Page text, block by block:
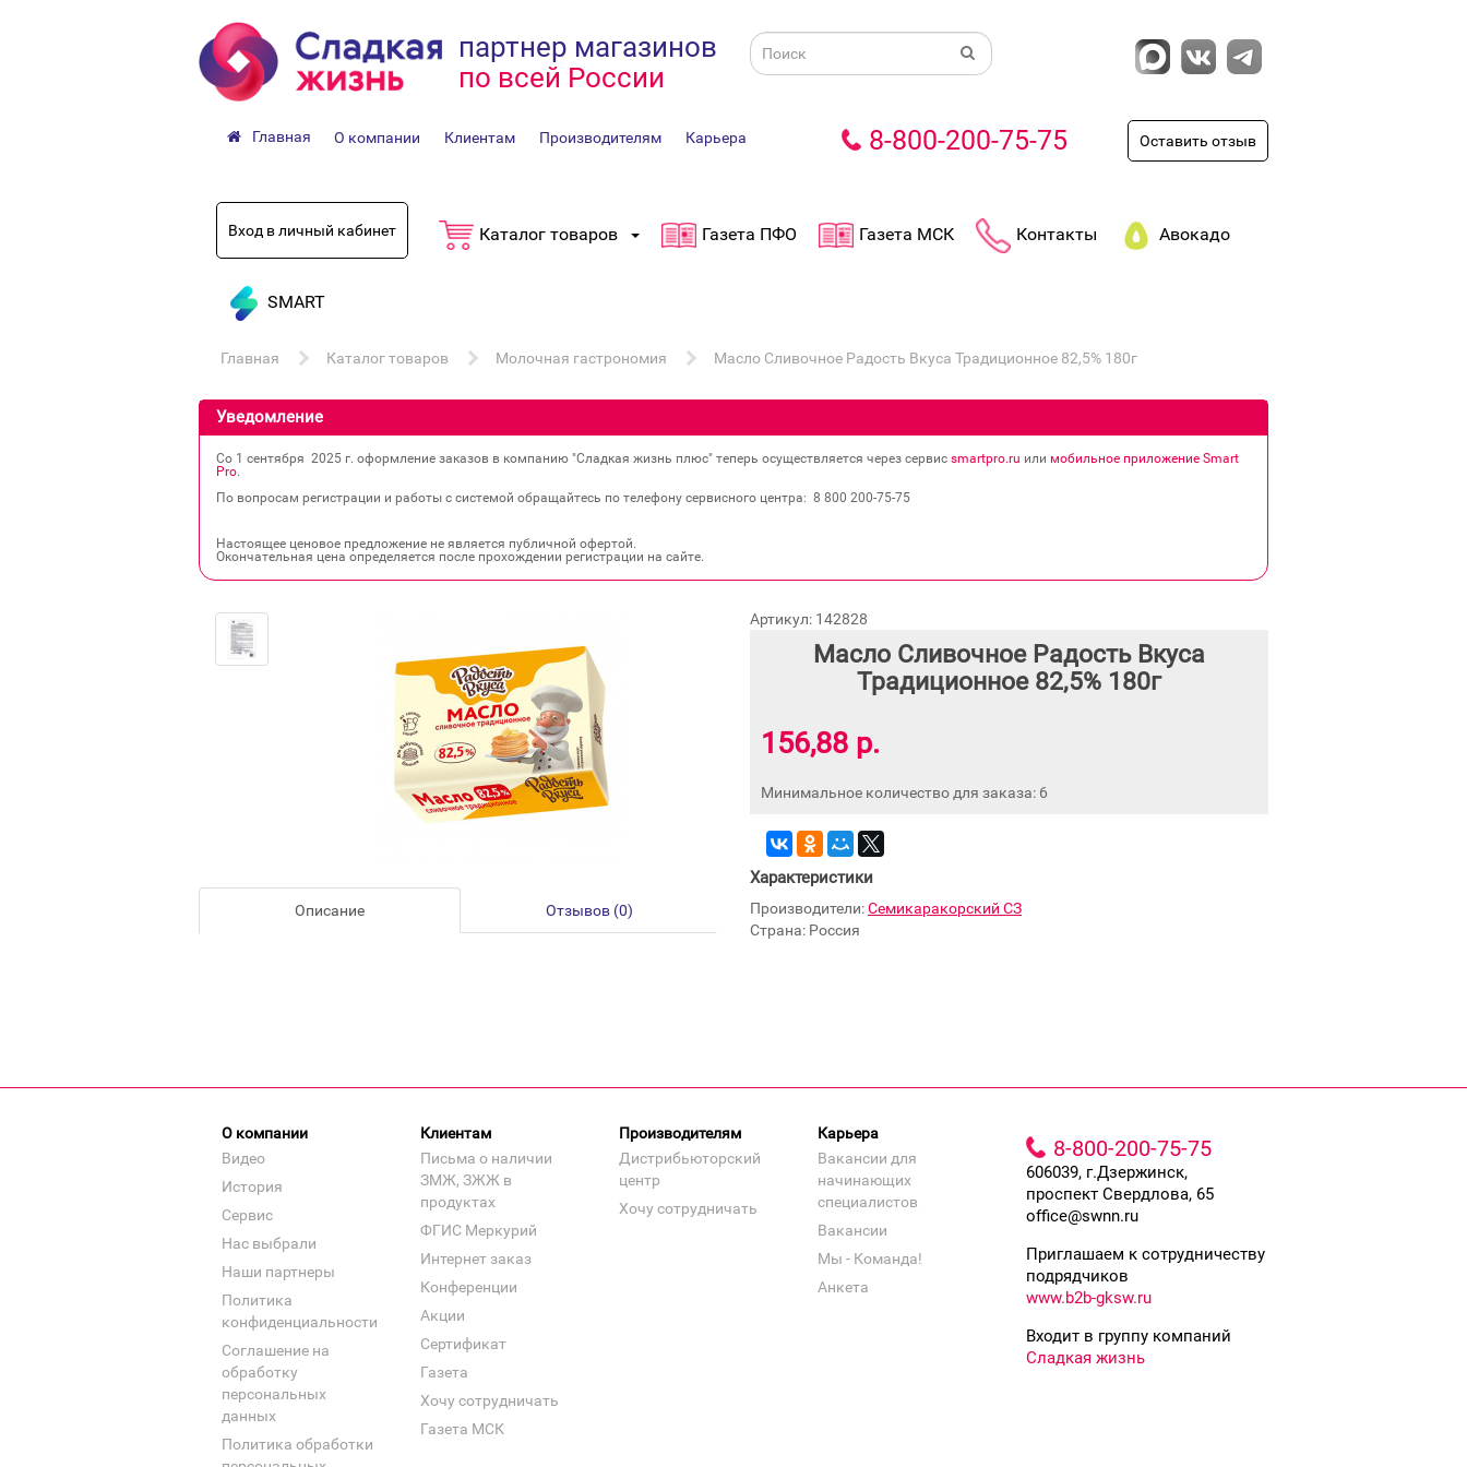
партнер магазинов
по всей России
Главная О компании Клиентам Производителям Карьера 8-800-200-75-75 Оставить отзыв
Вход в личный кабинет Каталог товаров Газета ПФО Газета МСК Контакты Авокадо
SMART
Главная Каталог товаров Молочная гастрономия Масло Сливочное Радость Вкуса Традиционное 82,5% 180г
Уведомление
Со 1 сентября 2025 г. оформление заказов в компанию "Сладкая жизнь плюс" теперь осуществляется через сервис smartpro.ru или мобильное приложение Smart
Pro.
По вопросам регистрации и работы с системой обращайтесь по телефону сервисного центра: 8 800 200‐75‐75
Настоящее ценовое предложение не является публичной офертой.
Окончательная цена определяется после прохождении регистрации на сайте.
Описание Отзывов (0)
Артикул: 142828
Масло Сливочное Радость Вкуса
Традиционное 82,5% 180г
156,88 р.
Минимальное количество для заказа: 6
Характеристики
Производители:Семикаракорский СЗ
Страна: Россия
О компании
Видео
История
Сервис
Нас выбрали
Наши партнеры
Политика
конфиденциальности
Соглашение на
обработку
персональных
данных
Политика обработки
Клиентам
Письма о наличии
ЗМЖ, ЗЖЖ в
продуктах
ФГИС Меркурий
Интернет заказ
Конференции
Акции
Сертификат
Газета
Хочу сотрудничать
Газета МСК
Производителям
Дистрибьюторский
центр
Хочу сотрудничать
Карьера
Вакансии для
начинающих
специалистов
Вакансии
Мы - Команда!
Анкета
8-800-200-75-75
606039, г.Дзержинск,
проспект Свердлова, 65
office@swnn.ru
Приглашаем к сотрудничеству
подрядчиков
www.b2b-gksw.ru
Входит в группу компаний
Сладкая жизнь